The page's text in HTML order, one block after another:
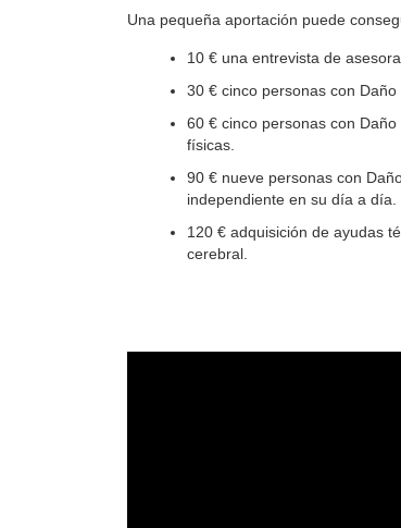
Una pequeña aportación puede
10 € una entrevista de
30 € cinco personas con
60 € cinco personas con
físicas.
90 € nueve personas con
independiente en su día a día.
120 € adquisición de ayudas
cerebral.